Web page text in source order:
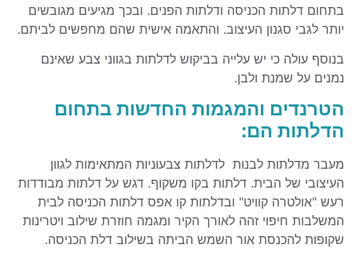
בתחום דלתות הכניסה ודלתות הפנים. ובכך מגיעים מגובשים
יותר לגבי סגנון העיצוב. והתאמה אישית שהם מחפשים לביתם.
בנוסף עולה כי יש עלייה בביקוש לדלתות בגווני צבע שאינם
נמנים על שמנת ולבן.
הטרנדים והמגמות החדשות בתחום
הדלתות הם:
מעבר מדלתות לבנות לדלתות צבעוניות המתאימות לגוון
העיצובי של הבית. דלתות בקו משקוף. דגש על דלתות מבודדות
רעש "אולטרה קוויט" ובדלתות קו אפס דלתות הכניסה לבית
המשלבות חיפוי זהה לאורך הקיר ומגמה חוזרת שילוב ויטרינות
שקופות להכנסת אור השמש הביתה בשילוב דלת הכניסה.